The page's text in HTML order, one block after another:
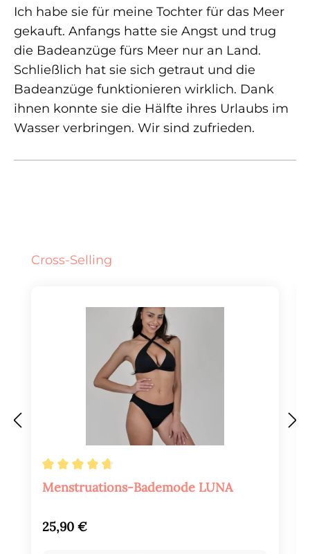
Ich habe sie für meine Tochter für das Meer
gekauft. Anfangs hatte sie Angst und trug
die Badeanzüge fürs Meer nur an Land.
Schließlich hat sie sich getraut und die
Badeanzüge funktionieren wirklich. Dank
ihnen konnte sie die Hälfte ihres Urlaubs im
Wasser verbringen. Wir sind zufrieden.
Produktgalerie überspringen
Cross-Selling
Durchschnittliche Bewertung von 4.8 von
Menstruations-Bademode LUNA
Regulärer Preis:
25,90 €